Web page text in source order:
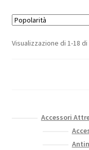
Visualizzazione di 1-18
Accessori